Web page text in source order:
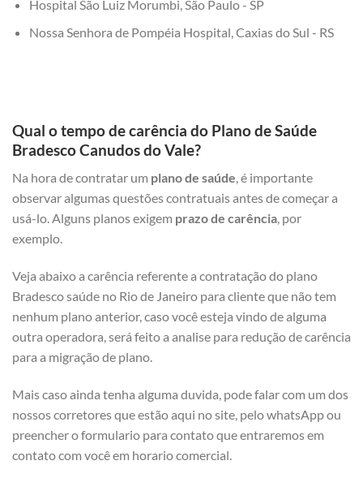
Hospital São Luiz Morumbi, São Paulo - SP
Nossa Senhora de Pompéia Hospital, Caxias do Sul - RS
Qual o tempo de carência do Plano de Saúde
Bradesco Canudos do Vale?
Na hora de contratar um plano de saúde, é importante
observar algumas questões contratuais antes de começar a
usá-lo. Alguns planos exigem prazo de carência, por
exemplo.
Veja abaixo a carência referente a contratação do plano
Bradesco saúde no Rio de Janeiro para cliente que não tem
nenhum plano anterior, caso você esteja vindo de alguma
outra operadora, será feito a analise para redução de carência
para a migração de plano.
Mais caso ainda tenha alguma duvida, pode falar com um dos
nossos corretores que estão aqui no site, pelo whatsApp ou
preencher o formulario para contato que entraremos em
contato com você em horario comercial.